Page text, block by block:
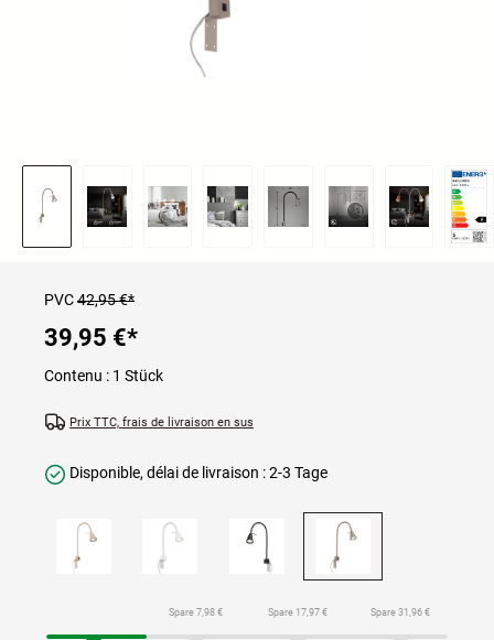
PVC42,95 €*
39,95 €*
Contenu : 1 Stück
Prix TTC, frais de livraison en sus
Disponible, délai de livraison : 2-3 Tage
Spare 7,98 € Spare 17,97 € Spare 31,96 €